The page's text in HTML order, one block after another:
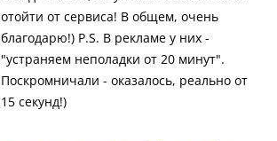
отойти от сервиса! В общем, очень
благодарю!) P.S. В рекламе у них -
"устраняем неполадки от 20 минут".
Поскромничали - оказалось, реально от
15 секунд!)